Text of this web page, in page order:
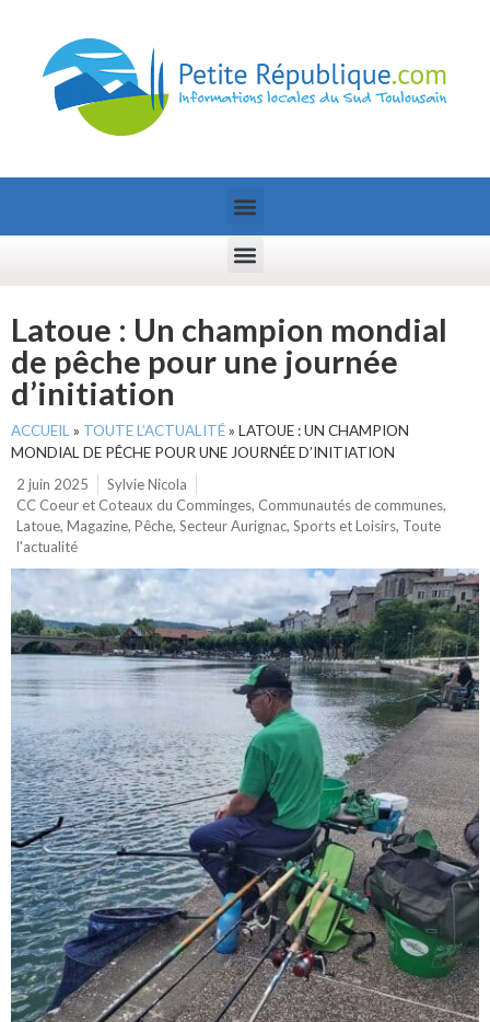
Latoue : Un champion mondial
de pêche pour une journée
d’initiation
ACCUEIL » TOUTE L’ACTUALITÉ» LATOUE : UN CHAMPION
MONDIAL DE PÊCHE POUR UNE JOURNÉE D’INITIATION
2 juin 2025
Sylvie Nicola
CC Coeur et Coteaux du Comminges, Communautés de communes,
Latoue, Magazine, Pêche, Secteur Aurignac, Sports et Loisirs, Toute
l'actualité